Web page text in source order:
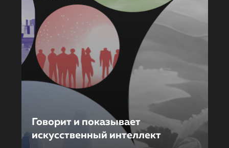
Говорит и показывает
искусственный интеллект